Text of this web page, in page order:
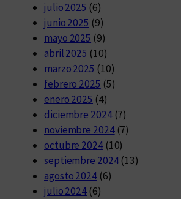
julio 2025 (6)
junio 2025 (9)
mayo 2025 (9)
abril 2025 (10)
marzo 2025 (10)
febrero 2025 (5)
enero 2025 (4)
diciembre 2024(7)
noviembre 2024(7)
octubre 2024(10)
septiembre 2024(13)
agosto 2024(6)
julio 2024 (6)